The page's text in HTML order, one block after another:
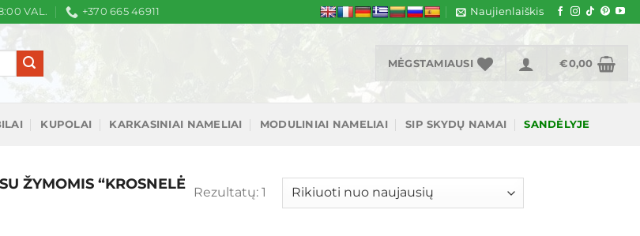
VAL. +370 665 46911 Naujienlaiškis
MĖGSTAMIAUSI €0,00
KUPOLAI KARKASINIAI NAMELIAI MODULINIAI NAMELIAI SIP SKYDŲ NAMAI SANDĖLYJE
ŽYMOMIS “KROSNELĖ Rezultatų: 1